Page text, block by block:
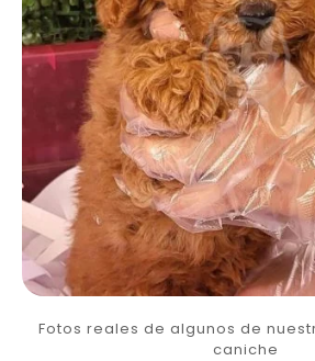
Fotos reales de algunos de
caniche